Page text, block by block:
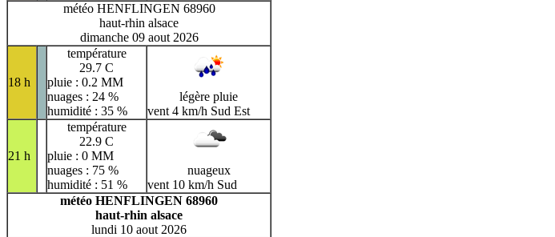
météo HENFLINGEN 68960
haut-rhin alsace
dimanche 09 aout 2026
18 h
température
29.7 C
pluie : 0.2 MM
nuages : 24 %
humidité : 35 %
légère pluie
vent 4 km/h Sud Est
21 h
température
22.9 C
pluie : 0 MM
nuages : 75 %
humidité : 51 %
nuageux
vent 10 km/h Sud
météo HENFLINGEN 68960
haut-rhin alsace
lundi 10 aout 2026